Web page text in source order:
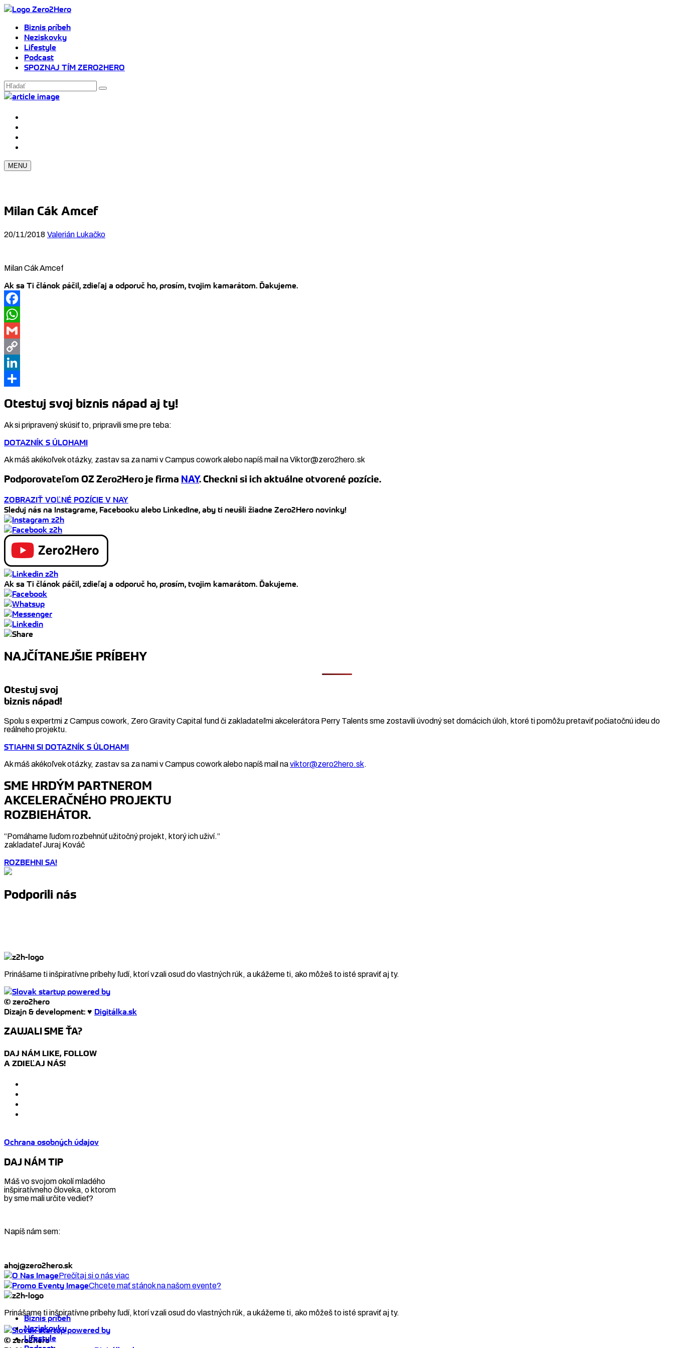
Biznis príbeh
Neziskovky
Lifestyle
Podcast
SPOZNAJ TÍM ZERO2HERO
MENU
Milan Cák Amcef
20/11/2018 Valerián Lukačko
Milan Cák Amcef
Ak sa Ti článok páčil, zdieľaj a odporuč ho, prosím, tvojim kamarátom. Ďakujeme.
Facebook
WhatsApp
Gmail
Copy
Link
LinkedIn
Otestuj svoj biznis nápad aj ty!
Ak si pripravený skúsiť to, pripravili sme pre teba:
DOTAZNÍK S ÚLOHAMI
Ak máš akékoľvek otázky, zastav sa za nami v Campus cowork alebo napíš mail na Viktor@zero2hero.sk
Podporovateľom OZ Zero2Hero je firma NAY. Checkni si ich aktuálne otvorené pozície.
ZOBRAZIŤ VOĽNÉ POZÍCIE V NAY
Sleduj nás na Instagrame, Facebooku alebo LinkedIne, aby ti neušli žiadne Zero2Hero novinky!
Ak sa Ti článok páčil, zdieľaj a odporuč ho, prosím, tvojim kamarátom. Ďakujeme.
NAJČÍTANEJŠIE PRÍBEHY
Otestuj svoj
biznis nápad!
Spolu s expertmi z Campus cowork, Zero Gravity Capital fund či zakladateľmi akcelerátora Perry Talents sme zostavili úvodný set domácich úloh, ktoré ti pomôžu pretaviť počiatočnú ideu do
reálneho projektu.
STIAHNI SI DOTAZNÍK S ÚLOHAMI
Ak máš akékoľvek otázky, zastav sa za nami v Campus cowork alebo napíš mail naviktor@zero2hero.sk.
SME HRDÝM PARTNEROM
AKCELERAČNÉHO PROJEKTU
ROZBIEHÁTOR.
“Pomáhame ľuďom rozbehnúť užitočný projekt, ktorý ich uživí.”
zakladateľ Juraj Kováč
ROZBEHNI SA!
Podporili nás
Prinášame ti inšpiratívne príbehy ľudí, ktorí vzali osud do vlastných rúk, a ukážeme ti, ako môžeš to isté spraviť aj ty.
© zero2hero
Dizajn & development: ♥ Digitálka.sk
ZAUJALI SME ŤA?
DAJ NÁM LIKE, FOLLOW
A ZDIEĽAJ NÁS!
Ochrana osobných údajov
DAJ NÁM TIP
Máš vo svojom okolí mladého
inšpiratívneho človeka, o ktorom
by sme mali určite vedieť?
Napíš nám sem:
ahoj@zero2hero.sk
Prečítaj si o nás viac
Chcete mať stánok na našom evente?
Prinášame ti inšpiratívne príbehy ľudí, ktorí vzali osud do vlastných rúk, a ukážeme ti, ako môžeš to isté spraviť aj ty.
© zero2hero
Biznis príbeh
Neziskovky
Lifestyle